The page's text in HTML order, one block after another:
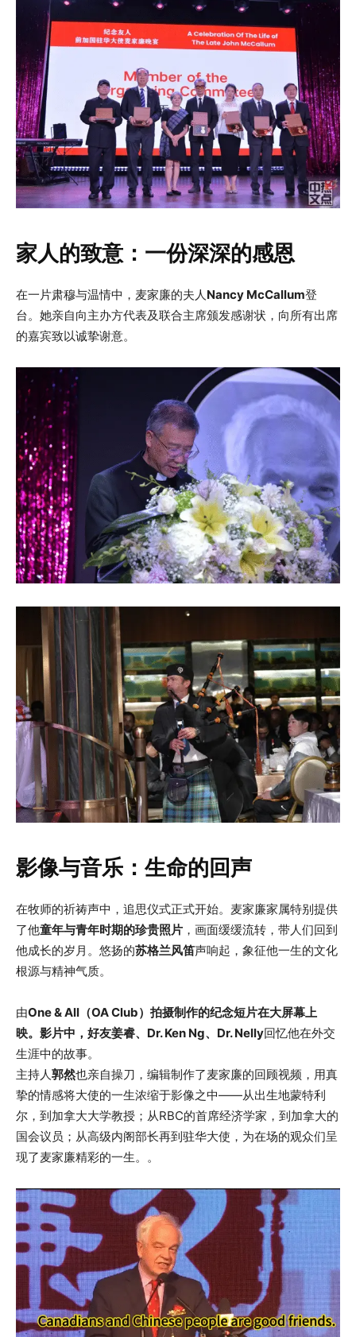
家人的致意：一份深深的感恩
在一片肃穆与温情中，麦家廉的夫人 Nancy McCallum登
台。她亲自向主办方代表及联合主席颁发感谢状，向所有出席
的嘉宾致以诚挚谢意。
影像与音乐：生命的回声
在牧师的祈祷声中，追思仪式正式开始。麦家廉家属特别提供
了他童年与青年时期的珍贵照片 ，画面缓缓流转，带人们回到
他成长的岁月。悠扬的苏格兰风笛声响起，象征他一生的文化
根源与精神气质。
由One & All（OA Club）拍摄制作的纪念短片在大屏幕上
映。影片中，好友姜睿、Dr. Ken Ng、Dr. Nelly回忆他在外交
生涯中的故事。
主持人郭然也亲自操刀，编辑制作了麦家廉的回顾视频，用真
挚的情感将大使的一生浓缩于影像之中——从出生地蒙特利
尔，到加拿大大学教授；从RBC的首席经济学家，到加拿大的
国会议员；从高级内阁部长再到驻华大使，为在场的观众们呈
现了麦家廉精彩的一生。。